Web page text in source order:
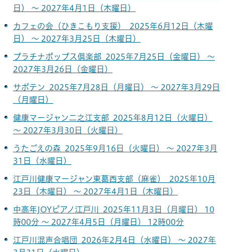
日） ～ 2027年4月1日（木曜日）
カフェの会（ひきこもり支援） 2025年6月12日（木曜
日） ～ 2027年3月25日（木曜日）
プラチナポップス倶楽部 2025年7月25日（金曜日） ～
2027年3月26日（金曜日）
サボテン 2025年7月28日（月曜日） ～ 2027年3月29日
（月曜日）
健康マージャン二之江支部 2025年8月12日（火曜日）
～ 2027年3月30日（火曜日）
うたごえの森 2025年9月16日（火曜日） ～ 2027年3月
31日（水曜日）
江戸川健康マージャン東葛西支部（麻雀） 2025年10月
23日（木曜日） ～ 2027年4月1日（木曜日）
中高年JOYピアノ江戸川 2025年11月3日（月曜日） 10
時00分 ～ 2027年4月5日（月曜日） 12時00分
江戸川混声合唱団 2026年2月4日（水曜日） ～ 2027年